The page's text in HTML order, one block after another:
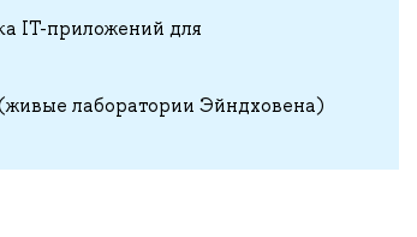
IT-приложений для
лаборатории Эйндховена)